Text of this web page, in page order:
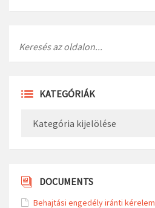
KATEGÓRIÁK
DOCUMENTS
Behajtási engedély iránti kérelem